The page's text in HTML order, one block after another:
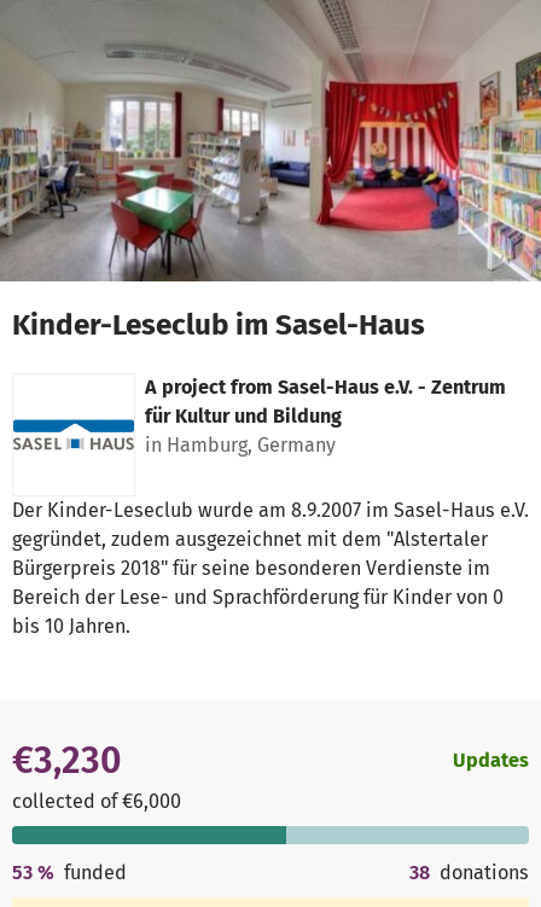
Kinder-Leseclub im Sasel-Haus
A project from Sasel-Haus e.V. - Zentrum
für Kultur und Bildung
in Hamburg, Germany
Der Kinder-Leseclub wurde am 8.9.2007 im Sasel-Haus e.V.
gegründet, zudem ausgezeichnet mit dem "Alstertaler
Bürgerpreis 2018" für seine besonderen Verdienste im
Bereich der Lese- und Sprachförderung für Kinder von 0
bis 10 Jahren.
€3,230
collected of €6,000
Updates
53 % funded 38 donations